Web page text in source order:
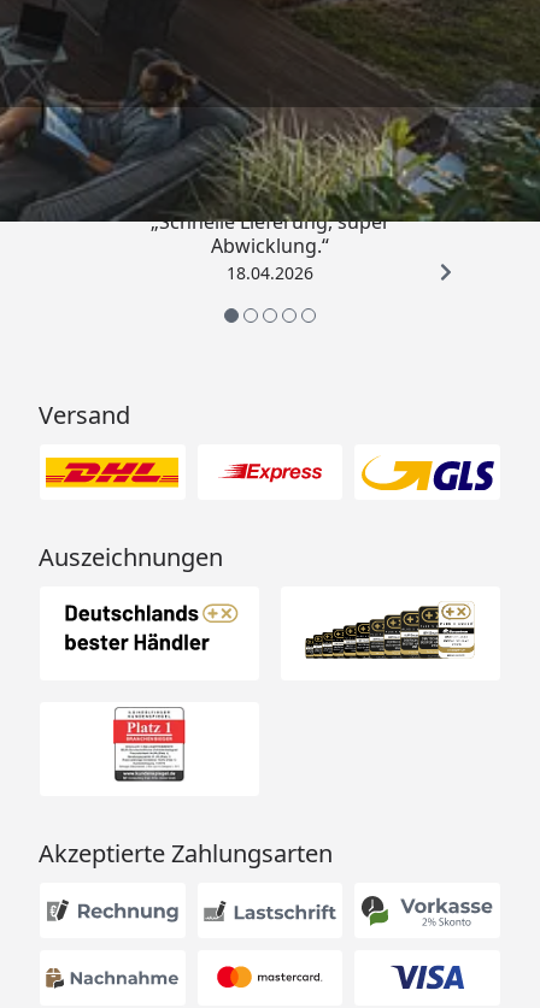
Trusted Shops
5,00/ 5
„Schnelle Lieferung, super
Abwicklung.“
18.04.2026
Versand
Auszeichnungen
Akzeptierte Zahlungsarten